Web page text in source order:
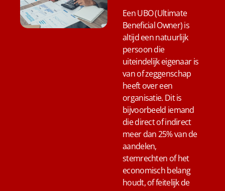
Een UBO (Ultimate
Beneficial Owner) is
altijd een natuurlijk
persoon die
uiteindelijk eigenaar is
van of zeggenschap
heeft over een
organisatie. Dit is
bijvoorbeeld iemand
die direct of indirect
meer dan 25% van de
aandelen,
stemrechten of het
economisch belang
houdt, of feitelijk de